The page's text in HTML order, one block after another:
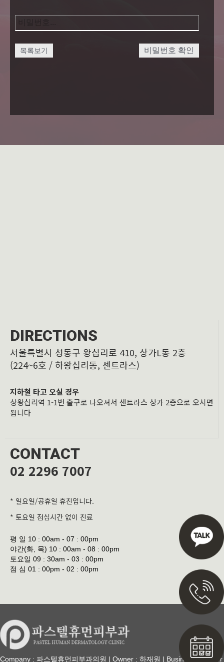
목록보기 비밀번호 확인
DIRECTIONS
서울특별시 성동구 왕십리로 410, 상가L동 2층
(224~6호 / 하왕십리동, 센트라스)
지하철 타고 오실 경우
상왕십리역 1-1번 출구로 나오셔서 센트라스 상가 2층으로 오시면
됩니다
CONTACT
02 2296 7007
* 일요일/공휴일 휴진입니다.
* 토요일 점심시간 없이 진료
평 일 10 : 00am - 07 : 00pm
야간(화, 목) 10 : 00am - 08 : 00pm
토요일 09 : 30am - 03 : 00pm
점 심 01 : 00pm - 02 : 00pm
Company : 파스텔휴먼피부과의원 | Owner : 하재원 | Business Number